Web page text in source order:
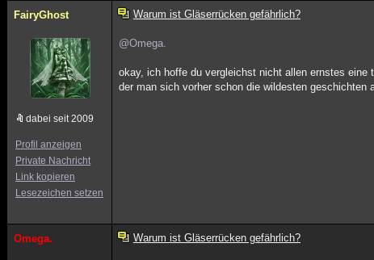
FairyGhost
dabei seit 2009
Profil anzeigen
Private Nachricht
Link kopieren
Lesezeichen setzen
Warum ist Gläserrücken gefährlich?
@Omega.
okay, ich hoffe du vergleichst nicht allen ernstes eine
der man sich vorher schon die wildesten
Omega. Warum ist Gläserrücken gefährlich?